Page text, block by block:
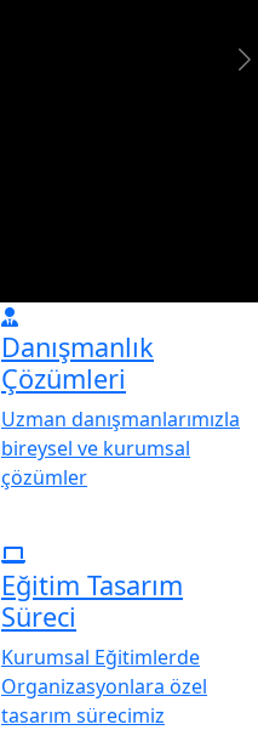
Danışmanlık
Çözümleri
Uzman danışmanlarımızla
bireysel ve kurumsal
çözümler
Eğitim Tasarım
Süreci
Kurumsal Eğitimlerde
Organizasyonlara özel
tasarım sürecimiz